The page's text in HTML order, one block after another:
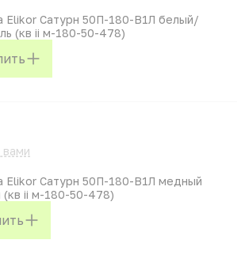
Elikor Сатурн 50П-180-В1Л белый/
(кв ii м-180-50-478)
вами
Elikor Сатурн 50П-180-В1Л медный
(кв ii м-180-50-478)